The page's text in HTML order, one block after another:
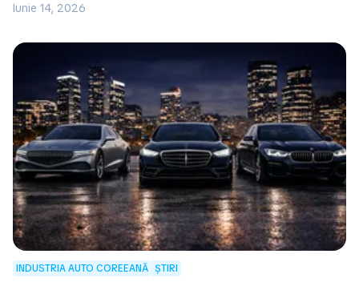
Iunie 14, 2026
INDUSTRIA AUTO COREEANĂ ȘTIRI